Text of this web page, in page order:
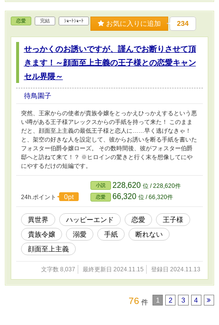
恋愛 完結 ｼｮｰﾄｼｮｰﾄ お気に入りに追加 234
せっかくのお誘いですが、謹んでお断りさせて頂
きます！～顔面至上主義の王子様との恋愛キャン
セル界隈～
待鳥園子
突然、王家からの使者が貴族令嬢をとっかえひっかえするという悪
い噂がある王子様アレックスからの手紙を持って来た！ このまま
だと、顔面至上主義の最低王子様と恋人に……早く逃げなきゃ！
と、架空の好きな人を設定して、彼からお誘いを断る手紙を書いた
フォスター伯爵令嬢ローズ。 その数時間後、彼がフォスター伯爵
邸へと訪ねて来て！？ ※ヒロインの驚きと行く末を想像してにや
にやするだけの短編です。
24h.ポイント 0pt
小説 228,620 位 / 228,620件
恋愛 66,320 位 / 66,320件
異世界 ハッピーエンド 恋愛
王子様
貴族令嬢
溺愛 手紙
断れない
顔面至上主義
文字数 8,037 最終更新日 2024.11.15 登録日 2024.11.13
76 件 1 2 3 4